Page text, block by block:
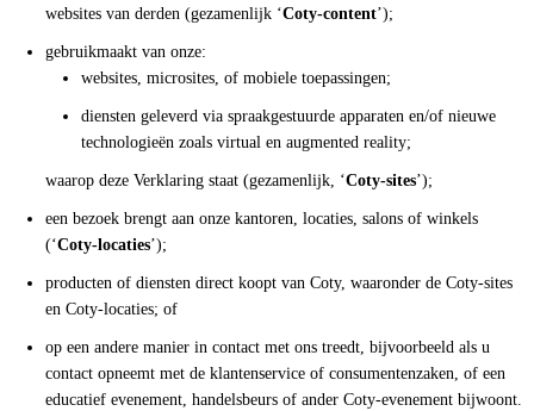
websites van derden (gezamenlijk ‘Coty-content’);
gebruikmaakt van onze:
websites, microsites, of mobiele toepassingen;
diensten geleverd via spraakgestuurde apparaten en/of nieuwe
technologieën zoals virtual en augmented reality;
waarop deze Verklaring staat (gezamenlijk, ‘Coty-sites’);
een bezoek brengt aan onze kantoren, locaties, salons of winkels
(‘Coty-locaties’);
producten of diensten direct koopt van Coty, waaronder de Coty-sites
en Coty-locaties; of
op een andere manier in contact met ons treedt, bijvoorbeeld als u
contact opneemt met de klantenservice of consumentenzaken, of een
educatief evenement, handelsbeurs of ander Coty-evenement bijwoont.